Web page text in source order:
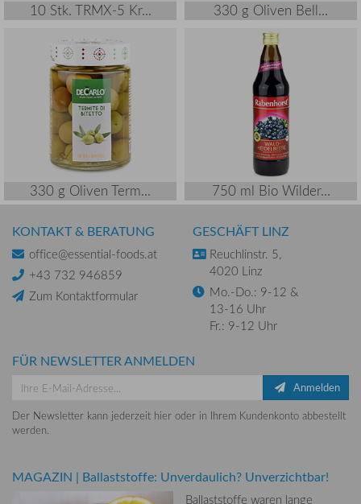
10 Stk. TRMX-5 Kr... 330 g Oliven Bell...
330 g Oliven Term... 750 ml Bio Wilder...
KONTAKT & BERATUNG
office@essential-foods.at
+43 732 946859
Zum Kontaktformular
GESCHÄFT LINZ
Reuchlinstr. 5,
4020 Linz
Mo.-Do.: 9-12 &
13-16 Uhr
Fr.: 9-12 Uhr
FÜR NEWSLETTER ANMELDEN
Anmelden
Der Newsletter kann jederzeit hier oder in Ihrem Kundenkonto abbestellt
werden.
MAGAZIN | Ballaststoffe: Unverdaulich? Unverzichtbar!
Ballaststoffe waren lange